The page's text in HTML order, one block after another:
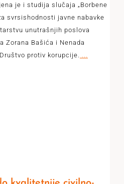
je i studija slučaja „Borbene
svrsishodnosti javne nabavke
unutrašnjih poslova
Zorana Bašića i Nenada
protiv korupcije. ...